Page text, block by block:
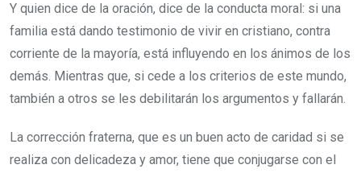
Y quien dice de la oración, dice de la conducta moral: si una
familia está dando testimonio de vivir en cristiano, contra
corriente de la mayoría, está influyendo en los ánimos de los
demás. Mientras que, si cede a los criterios de este mundo,
también a otros se les debilitarán los argumentos y fallarán.
La corrección fraterna, que es un buen acto de caridad si se
realiza con delicadeza y amor, tiene que conjugarse con el